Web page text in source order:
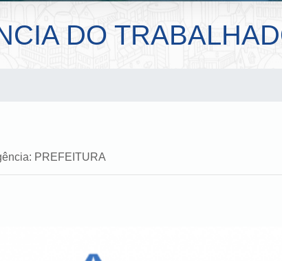
DO
PREFEITURA